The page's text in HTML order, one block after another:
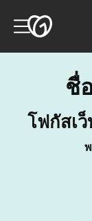
ชื่
โฟกัสเ